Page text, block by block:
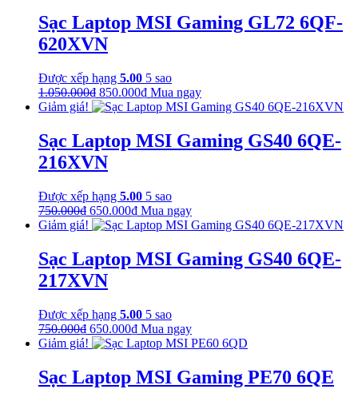
850.000₫.là:
650.000₫.
Sạc Laptop MSI Gaming GL72 6QF-
620XVN
Được xếp hạng 5.00 5 sao
1.050.000₫ Giá
gốc
1.050.000₫.
850.000₫Giá
hiện
là:
850.000₫.
Mua ngay
Giảm giá!
Sạc Laptop MSI Gaming GS40 6QE-
216XVN
Được xếp hạng 5.00 5 sao
750.000₫ Giá
gốc
750.000₫.
650.000₫Giá
hiện
là:
650.000₫.
Mua ngay
Giảm giá!
Sạc Laptop MSI Gaming GS40 6QE-
217XVN
Được xếp hạng 5.00 5 sao
750.000₫ Giá
gốc
750.000₫.
650.000₫Giá
hiện
là:
650.000₫.
Mua ngay
Giảm giá!
Sạc Laptop MSI Gaming PE70 6QE